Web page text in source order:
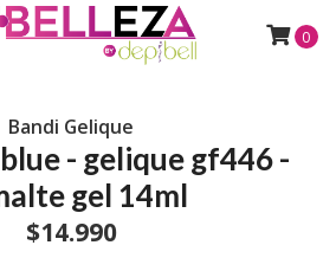
0
Bandi Gelique
- gelique gf446 -
gel 14ml
$14.990